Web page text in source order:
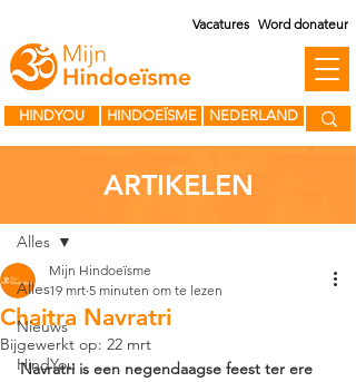
HINDOEÏSME
HINDYOU NEDERLAND
Vacatures Word donateur
Alles
Nieuws
HindYou
Alles
Chaitra Navratri
Mijn Hindoeïsme
19 mrt 5 minuten om te lezen
Bijgewerkt op: 22 mrt
Navratri is een negendaagse feest ter ere
ARTIKELEN